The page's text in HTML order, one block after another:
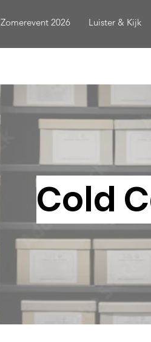
Zomerevent 2026 Luister & Kijk
Cold